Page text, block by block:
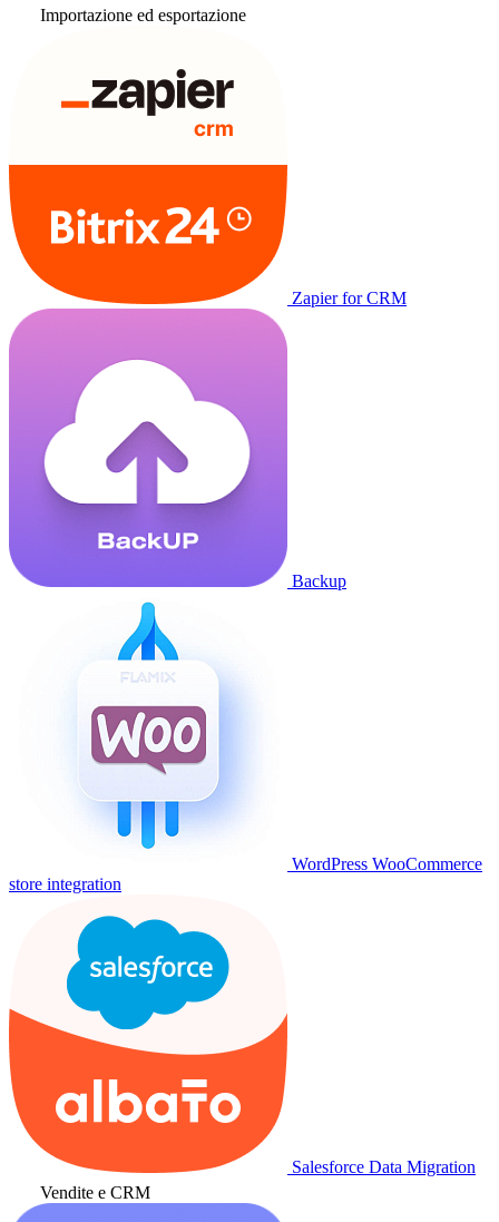
Importazione ed esportazione
Zapier for CRM
Backup
WordPress WooCommerce
store integration
Salesforce Data Migration
Vendite e CRM